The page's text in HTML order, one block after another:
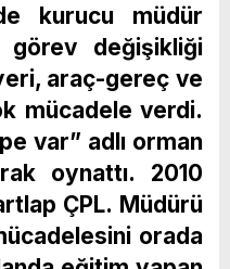
kurucu müdür
görev değişikliği
araç-gereç ve
mücadele verdi.
var” adlı orman
oynattı. 2010
ÇPL. Müdürü
orada